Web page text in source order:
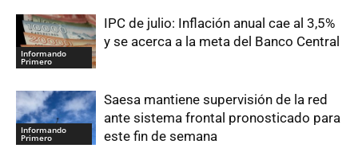
Informando
Primero
IPC de julio: Inflación anual cae al 3,5%
y se acerca a la meta del Banco Central
Informando
Primero
Saesa mantiene supervisión de la red
ante sistema frontal pronosticado para
este fin de semana